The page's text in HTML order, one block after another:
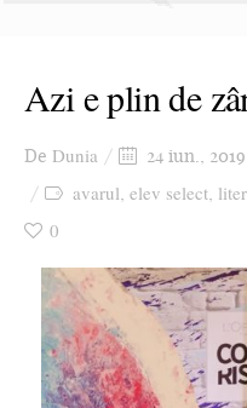
Azi e plin de
De Dunia 24 iun., 2019
avarul, elev select,
0